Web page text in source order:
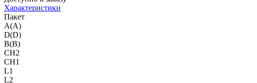
Характеристики
Пакет
A(A)
D(D)
B(B)
CH2
CH1
L1
L2